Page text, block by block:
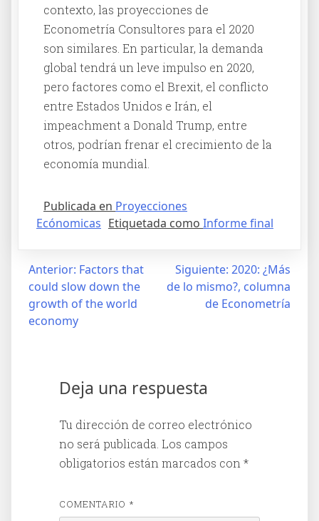
contexto, las proyecciones de
Econometría Consultores para el 2020
son similares. En particular, la demanda
global tendrá un leve impulso en 2020,
pero factores como el Brexit, el conflicto
entre Estados Unidos e Irán, el
impeachment a Donald Trump, entre
otros, podrían frenar el crecimiento de la
economía mundial.
Publicada en Proyecciones
Ecónomicas Etiquetada como Informe final
Anterior: Factors that
could slow down the
growth of the world
economy
Siguiente: 2020: ¿Más
de lo mismo?, columna
de Econometría
Deja una respuesta
Tu dirección de correo electrónico
no será publicada. Los campos
obligatorios están marcados con *
COMENTARIO *